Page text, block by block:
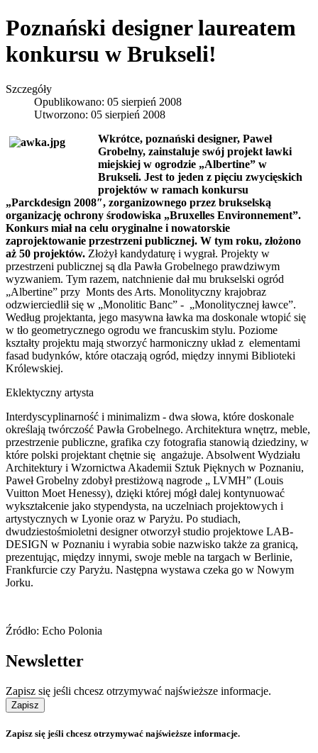
Poznański designer laureatem
konkursu w Brukseli!
Szczegóły
Opublikowano: 05 sierpień 2008
Utworzono: 05 sierpień 2008
Wkrótce, poznański designer, Paweł
Grobelny, zainstaluje swój projekt ławki
miejskiej w ogrodzie „Albertine” w
Brukseli. Jest to jeden z pięciu zwycięskich
projektów w ramach konkursu
„Parckdesign 2008″, zorganizownego przez brukselską
organizację ochrony środowiska „Bruxelles Environnement”.
Konkurs miał na celu oryginalne i nowatorskie
zaprojektowanie przestrzeni publicznej. W tym roku, złożono
aż 50 projektów. Złożył kandydaturę i wygrał. Projekty w
przestrzeni publicznej są dla Pawła Grobelnego prawdziwym
wyzwaniem. Tym razem, natchnienie dał mu brukselski ogród
„Albertine” przy Monts des Arts. Monolityczny krajobraz
odzwierciedlił się w „Monolitic Banc” - „Monolitycznej ławce”.
Według projektanta, jego masywna ławka ma doskonale wtopić się
w tło geometrycznego ogrodu we francuskim stylu. Poziome
kształty projektu mają stworzyć harmoniczny układ z elementami
fasad budynków, które otaczają ogród, między innymi Biblioteki
Królewskiej.
Eklektyczny artysta
Interdyscyplinarność i minimalizm - dwa słowa, które doskonale
określają twórczość Pawła Grobelnego. Architektura wnętrz, meble,
przestrzenie publiczne, grafika czy fotografia stanowią dziedziny, w
które polski projektant chętnie się angażuje. Absolwent Wydziału
Architektury i Wzornictwa Akademii Sztuk Pięknych w Poznaniu,
Paweł Grobelny zdobył prestiżową nagrode „ LVMH” (Louis
Vuitton Moet Henessy), dzięki której mógł dalej kontynuować
wykształcenie jako stypendysta, na uczelniach projektowych i
artystycznych w Lyonie oraz w Paryżu. Po studiach,
dwudziestośmioletni designer otworzył studio projektowe LAB-
DESIGN w Poznaniu i wyrabia sobie nazwisko także za granicą,
prezentując, między innymi, swoje meble na targach w Berlinie,
Frankfurcie czy Paryżu. Następna wystawa czeka go w Nowym
Jorku.
Źródło: Echo Polonia
Newsletter
Zapisz się jeśli chcesz otrzymywać najświeższe informacje.
Zapisz
Zapisz się jeśli chcesz otrzymywać najświeższe informacje.